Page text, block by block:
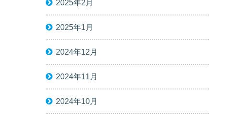
2025年2月
2025年1月
2024年12月
2024年11月
2024年10月